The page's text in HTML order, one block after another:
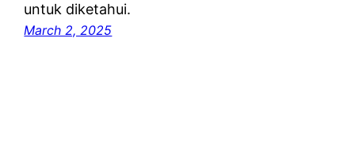
untuk diketahui.
March 2, 2025